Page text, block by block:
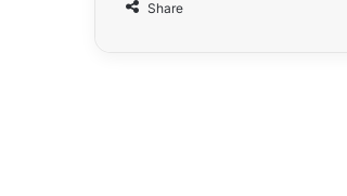
Share